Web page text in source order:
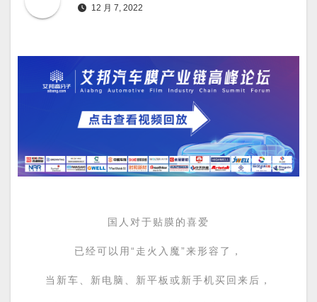
12 月 7, 2022
国人对于贴膜的喜爱
已经可以用“走火入魔”来形容了，
当新车、新电脑、新平板或新手机买回来后，